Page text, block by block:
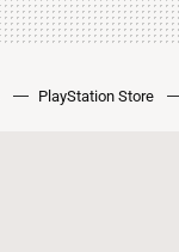
PlayStation Store